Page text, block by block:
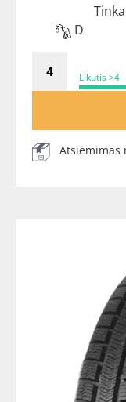
D
Likutis >4
Atsiėmimas